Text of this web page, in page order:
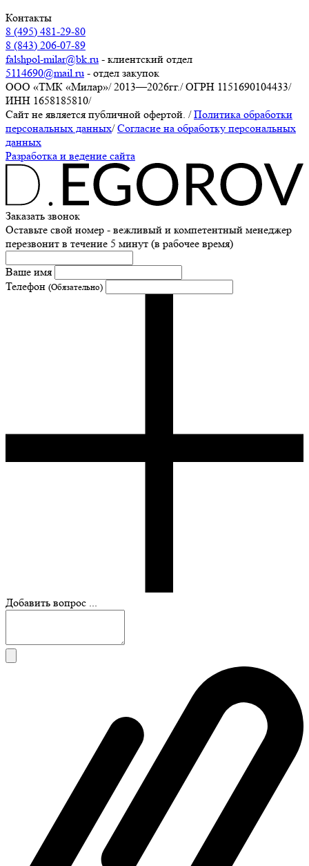
Контакты
8 (495) 481-29-80
8 (843) 206-07-89
falshpol-milar@bk.ru - клиентский отдел
5114690@mail.ru - отдел закупок
ООО «ТМК «Милар»/ 2013—2026гг./ОГРН 1151690104433/
ИНН 1658185810/
Сайт не является публичной офертой. / Политика обработки
персональных данных/ Согласие на обработку персональных
данных
Разработка и ведение сайта
Заказать звонок
Оставьте свой номер - вежливый и компетентный менеджер
перезвонит в течение 5 минут (в рабочее время)
Ваше имя
Телефон (Обязательно)
Добавить вопрос ...